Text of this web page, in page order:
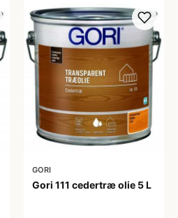
GORI
Gori 111 cedertræ olie 5 L